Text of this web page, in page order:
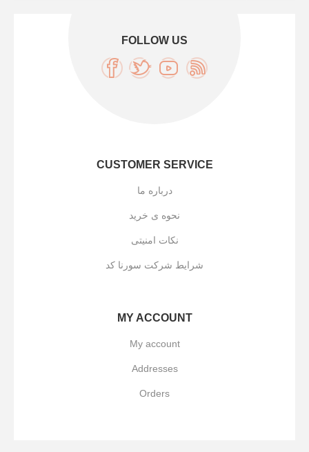
FOLLOW US
CUSTOMER SERVICE
درباره ما
نحوه ی خرید
نکات امنیتی
شرایط شرکت سورنا کد
MY ACCOUNT
My account
Addresses
Orders